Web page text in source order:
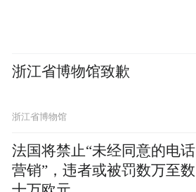
浙江省博物馆致歉
浙江省博物馆
法国将禁止“未经同意的电话
营销”，违者或被罚数万至数